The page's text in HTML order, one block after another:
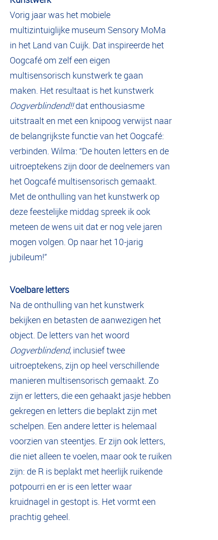
Vorig jaar was het mobiele
multizintuiglijke museum Sensory MoMa
in het Land van Cuijk. Dat inspireerde het
Oogcafé om zelf een eigen
multisensorisch kunstwerk te gaan
maken. Het resultaat is het kunstwerk
Oogverblindend!!dat enthousiasme
uitstraalt en met een knipoog verwijst naar
de belangrijkste functie van het Oogcafé:
verbinden. Wilma: “De houten letters en de
uitroeptekens zijn door de deelnemers van
het Oogcafé multisensorisch gemaakt.
Met de onthulling van het kunstwerk op
deze feestelijke middag spreek ik ook
meteen de wens uit dat er nog vele jaren
mogen volgen. Op naar het 10-jarig
jubileum!”
Voelbare letters
Na de onthulling van het kunstwerk
bekijken en betasten de aanwezigen het
object. De letters van het woord
Oogverblindend, inclusief twee
uitroeptekens, zijn op heel verschillende
manieren multisensorisch gemaakt. Zo
zijn er letters, die een gehaakt jasje hebben
gekregen en letters die beplakt zijn met
schelpen. Een andere letter is helemaal
voorzien van steentjes. Er zijn ook letters,
die niet alleen te voelen, maar ook te ruiken
zijn: de R is beplakt met heerlijk ruikende
potpourri en er is een letter waar
kruidnagel in gestopt is. Het vormt een
prachtig geheel.